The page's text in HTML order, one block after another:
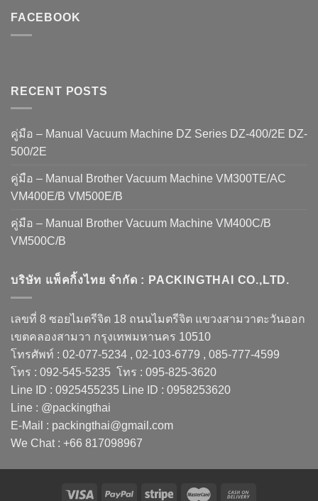
FACEBOOK
RECENT POSTS
คู่มือ – Manual Vacuum Machine DZ Series DZ-400/2E DZ-
500/2E
คู่มือ – Manual Brother Vacuum Machine VM300TE/AC
VM400E/B VM500E/B
คู่มือ – Manual Brother Vacuum Machine VM400C/B
VM500C/B
บริษัท แพ็คกิ้งไทย จำกัด : PACKINGTHAI CO.,LTD.
เลขที่ 8 ซอยไมตรีจิต 18 ถนนไมตรีจิต แขวงสามวาตะวันออก
เขตคลองสามวา กรุงเทพมหานคร 10510
โทรศัพท์ : 02-077-5234 , 02-103-6779 , 085-777-4599
โทร : 092-545-5235 โทร : 095-825-3620
Line ID : 0925455235 Line ID : 0958253620
Line : @packingthai
E-Mail : packingthai@gmail.com
We Chat : +66 817098967